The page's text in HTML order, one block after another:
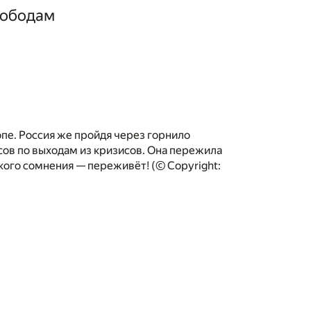
Россия же пройдя через горнило
по выходам из кризисов. Она пережила
сомнения — переживёт! (© Copyright: